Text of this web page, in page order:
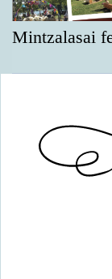
Mintzalasai